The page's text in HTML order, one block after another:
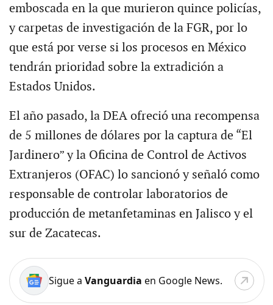
emboscada en la que murieron quince policías,
y carpetas de investigación de la FGR, por lo
que está por verse si los procesos en México
tendrán prioridad sobre la extradición a
Estados Unidos.
El año pasado, la DEA ofreció una recompensa
de 5 millones de dólares por la captura de “El
Jardinero” y la Oficina de Control de Activos
Extranjeros (OFAC) lo sancionó y señaló como
responsable de controlar laboratorios de
producción de metanfetaminas en Jalisco y el
sur de Zacatecas.
Sigue a Vanguardia en Google News.